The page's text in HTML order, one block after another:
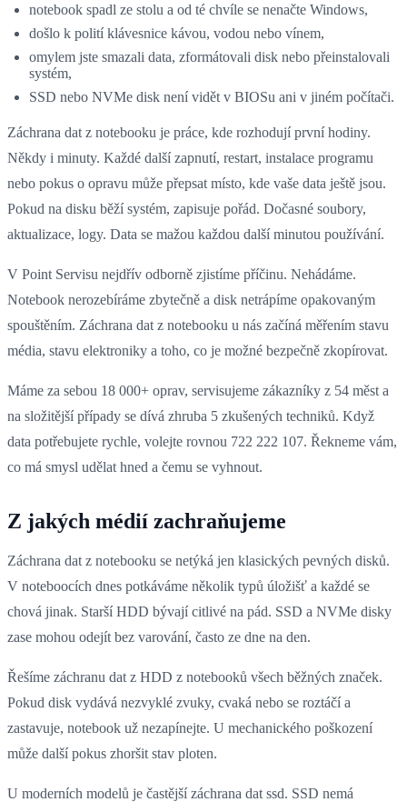
notebook spadl ze stolu a od té chvíle se nenačte Windows,
došlo k polití klávesnice kávou, vodou nebo vínem,
omylem jste smazali data, zformátovali disk nebo přeinstalovali
systém,
SSD nebo NVMe disk není vidět v BIOSu ani v jiném počítači.
Záchrana dat z notebooku je práce, kde rozhodují první hodiny.
Někdy i minuty. Každé další zapnutí, restart, instalace programu
nebo pokus o opravu může přepsat místo, kde vaše data ještě jsou.
Pokud na disku běží systém, zapisuje pořád. Dočasné soubory,
aktualizace, logy. Data se mažou každou další minutou používání.
V Point Servisu nejdřív odborně zjistíme příčinu. Nehádáme.
Notebook nerozebíráme zbytečně a disk netrápíme opakovaným
spouštěním. Záchrana dat z notebooku u nás začíná měřením stavu
média, stavu elektroniky a toho, co je možné bezpečně zkopírovat.
Máme za sebou 18 000+ oprav, servisujeme zákazníky z 54 měst a
na složitější případy se dívá zhruba 5 zkušených techniků. Když
data potřebujete rychle, volejte rovnou 722 222 107. Řekneme vám,
co má smysl udělat hned a čemu se vyhnout.
Z jakých médií zachraňujeme
Záchrana dat z notebooku se netýká jen klasických pevných disků.
V noteboocích dnes potkáváme několik typů úložišť a každé se
chová jinak. Starší HDD bývají citlivé na pád. SSD a NVMe disky
zase mohou odejít bez varování, často ze dne na den.
Řešíme záchranu dat z HDD z notebooků všech běžných značek.
Pokud disk vydává nezvyklé zvuky, cvaká nebo se roztáčí a
zastavuje, notebook už nezapínejte. U mechanického poškození
může další pokus zhoršit stav ploten.
U moderních modelů je častější záchrana dat ssd. SSD nemá